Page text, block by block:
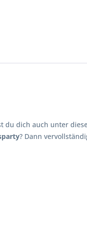
du dich auch unter
? Dann